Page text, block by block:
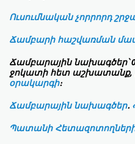
Ուսումնական չորրորդ
Ճամբարի հաշվառման
Ճամբարային նախագծեր՝
ջոկատի հետ աշխատանք,
օրակարգի։
Ճամբարային նախագծեր․
Պատանի Հետազոտողների